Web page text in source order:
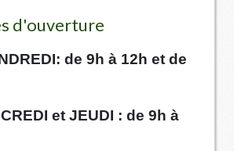
d'ouverture
de 9h à 12h et de
et JEUDI : de 9h à